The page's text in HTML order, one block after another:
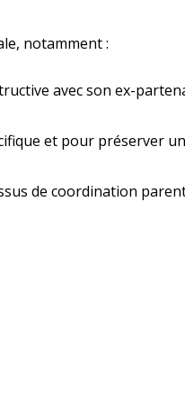
notamment :
avec son ex-
et pour préserver
de coordination